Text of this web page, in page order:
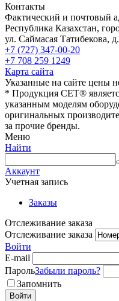
Контакты
Фактический и почтовый
Республика Казахстан,
ул. Саймасая Татибекова,
+7 (727) 347-00-20
+7 708 259 1249
Карта сайта
Указанные на сайте цены
* Продукция СЕТ®
указанным моделям
оригинальных
за прочие бренды.
Меню
Найти
Аккаунт
Учетная запись
Заказы
Отслеживание заказа
Отслеживание заказа
Войти
E-mail
ПарольЗабыли пароль?
Запомнить
Войти